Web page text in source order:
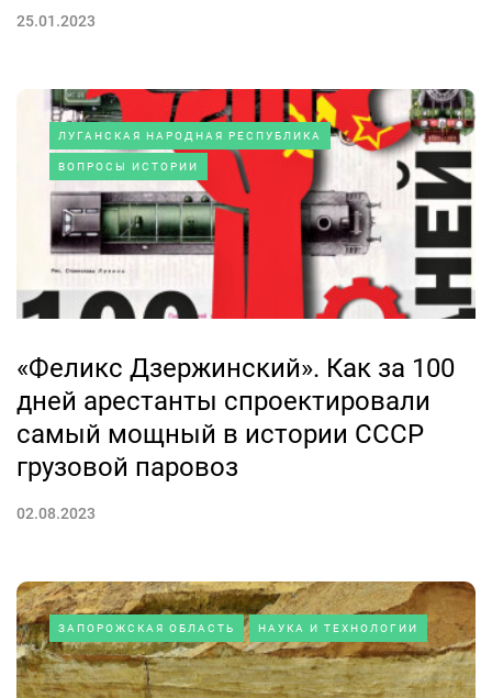
25.01.2023
ЛУГАНСКАЯ НАРОДНАЯ РЕСПУБЛИКА
ВОПРОСЫ ИСТОРИИ
«Феликс Дзержинский». Как за 100
дней арестанты спроектировали
самый мощный в истории СССР
грузовой паровоз
02.08.2023
ЗАПОРОЖСКАЯ ОБЛАСТЬ НАУКА И ТЕХНОЛОГИИ